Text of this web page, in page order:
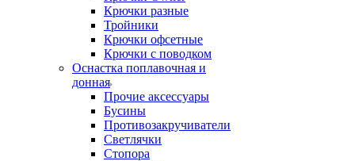
Крючки разные
Тройники
Крючки офсетные
Крючки с поводком
Оснастка поплавочная и
донная
Прочие аксессуары
Бусины
Противозакручиватели
Светлячки
Стопора